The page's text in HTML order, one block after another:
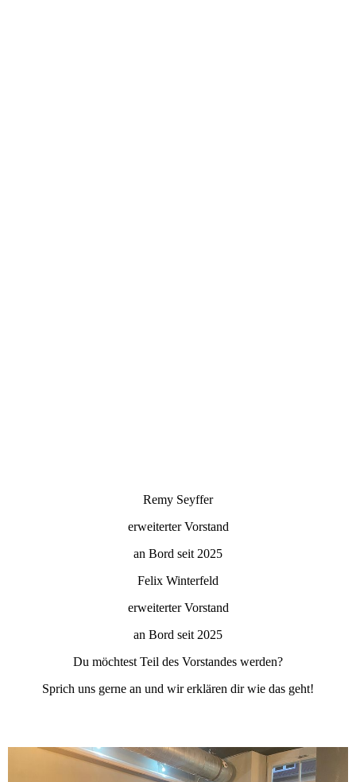
Remy Seyffer
erweiterter Vorstand
an Bord seit 2025
Felix Winterfeld
erweiterter Vorstand
an Bord seit 2025
Du möchtest Teil des Vorstandes werden?
Sprich uns gerne an und wir erklären dir wie das geht!